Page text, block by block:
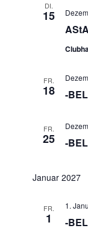
DI.
15
FR.
18 -
FR.
25 -
Januar 2027
FR.
1 -
1.